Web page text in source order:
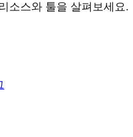
소스와 툴을 살펴보세요.